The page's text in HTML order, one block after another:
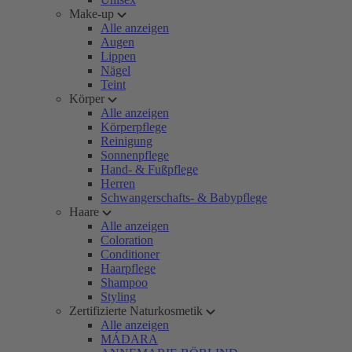
Make-up
Alle anzeigen
Augen
Lippen
Nägel
Teint
Körper
Alle anzeigen
Körperpflege
Reinigung
Sonnenpflege
Hand- & Fußpflege
Herren
Schwangerschafts- & Babypflege
Haare
Alle anzeigen
Coloration
Conditioner
Haarpflege
Shampoo
Styling
Zertifizierte Naturkosmetik
Alle anzeigen
MÁDARA